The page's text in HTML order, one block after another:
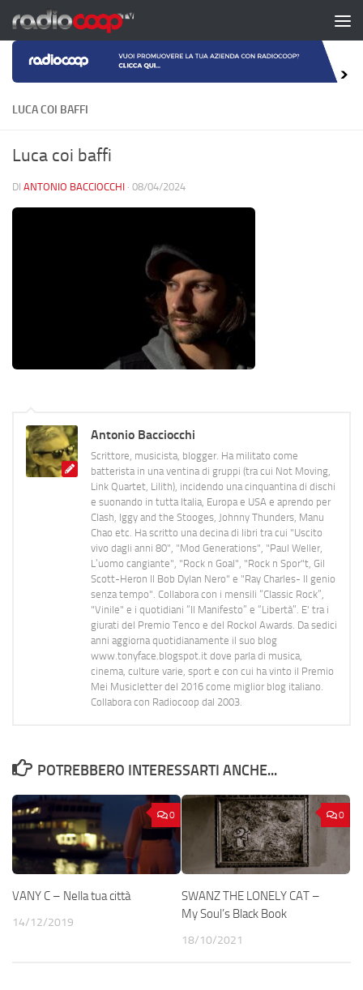
Salta al contenuto
LUCA COI BAFFI
Luca coi baffi
DI ANTONIO BACCIOCCHI · 08/04/2024
Antonio Bacciocchi
Scrittore, musicista, blogger. Ha militato come
batterista in una ventina di gruppi (tra cui Not Moving,
Link Quartet, Lilith), incidendo una cinquantina di dischi
e suonando in tutta Italia, Europa e USA e aprendo per
Clash, Iggy and the Stooges, Johnny Thunders, Manu
Chao etc. Ha scritto una decina di libri tra cui "Uscito
vivo dagli anni 80", "Mod Generations", "Paul Weller,
L’uomo cangiante", "Rock n Goal", "Rock n Spor"t, Gil
Scott-Heron Il Bob Dylan Nero" e "Ray Charles- Il genio
senza tempo". Collabora con i mensili “Classic Rock”,
"Vinile" e i quotidiani “Il Manifesto” e “Libertà”. E' tra i
giurati del Premio Tenco e del Rockol Awards. Da sedici
anni aggiorna quotidianamente il suo blog
www.tonyface.blogspot.it dove parla di musica,
cinema, culture varie, sport e con cui ha vinto il Premio
Mei Musicletter del 2016 come miglior blog italiano.
Collabora con Radiocoop dal 2003.
POTREBBERO INTERESSARTI ANCHE...
0
VANY C – Nella tua città
14/12/2019
0
SWANZ THE LONELY CAT –
My Soul’s Black Book
18/10/2021